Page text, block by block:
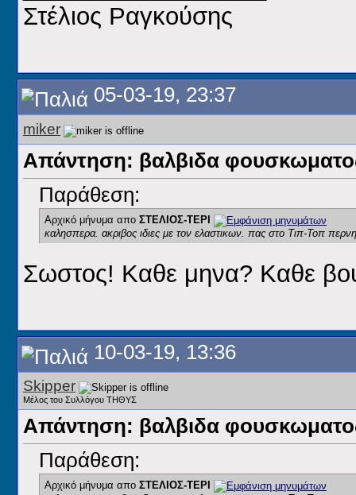
Στέλιος Ραγκούσης
05-03-19, 23:37
miker
Απάντηση: βαλβιδα
Παράθεση:
Αρχικό μήνυμα απο ΣΤΕΛΙΟΣ-ΤΕΡΙ
καλησπερα. ακριβος ιδιες με τον ελαστικων. πας στο Τιπ-Τοπ
Σωστος! Καθε μηνα? Καθε
10-03-19, 13:36
Skipper
Μέλος του Συλλόγου ΤΗΘΥΣ
Απάντηση: βαλβιδα
Παράθεση:
Αρχικό μήνυμα απο ΣΤΕΛΙΟΣ-ΤΕΡΙ